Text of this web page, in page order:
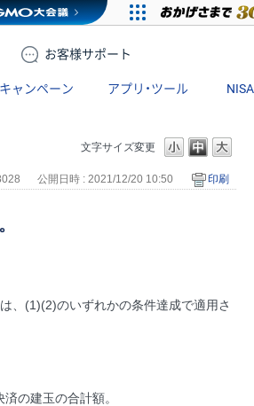
お客様サポート
キャンペーン アプリ・ツール NISA
文字サイズ変更
公開日時 : 2021/12/20 10:50 印刷
、(1)(2)のいずれかの条件達成で適用さ
の建玉の合計額。